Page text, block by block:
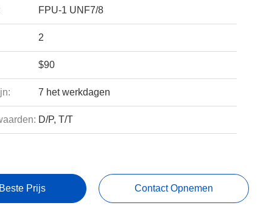
FPU-1 UNF7/8
2
$90
7 het werkdagen
D/P, T/T
Prijs Contact Opnemen